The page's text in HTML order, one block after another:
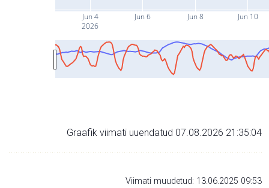
Jun 4
2026
Jun 6 Jun 8 Jun 10
Graafik viimati uuendatud 07.08.2026 21:35:04
Viimati muudetud: 13.06.2025 09:53